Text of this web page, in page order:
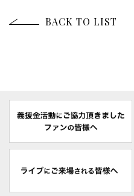
BACK TO LIST